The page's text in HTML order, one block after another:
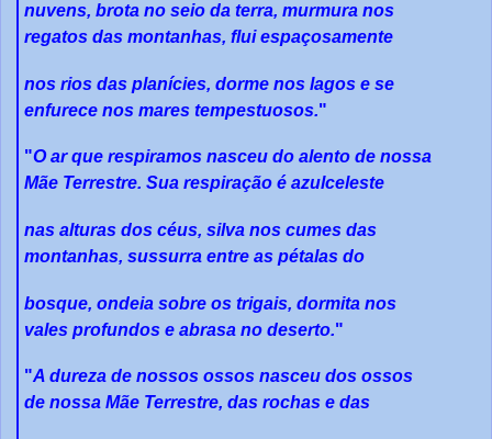
nuvens, brota no seio da terra, murmura nos
regatos das montanhas, flui espaçosamente
nos rios das planícies, dorme nos lagos e se
enfurece nos mares tempestuosos."
"O ar que respiramos nasceu do alento de nossa
Mãe Terrestre. Sua respiração é azulceleste
nas alturas dos céus, silva nos cumes das
montanhas, sussurra entre as pétalas do
bosque, ondeia sobre os trigais, dormita nos
vales profundos e abrasa no deserto."
"A dureza de nossos ossos nasceu dos ossos
de nossa Mãe Terrestre, das rochas e das